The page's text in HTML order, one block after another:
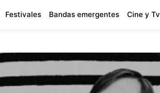
Festivales Bandas emergentes Cine y Tv